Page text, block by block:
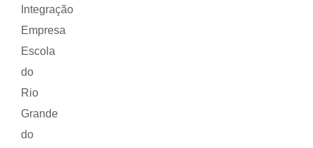
Integração
Empresa
Escola
do
Rio
Grande
do